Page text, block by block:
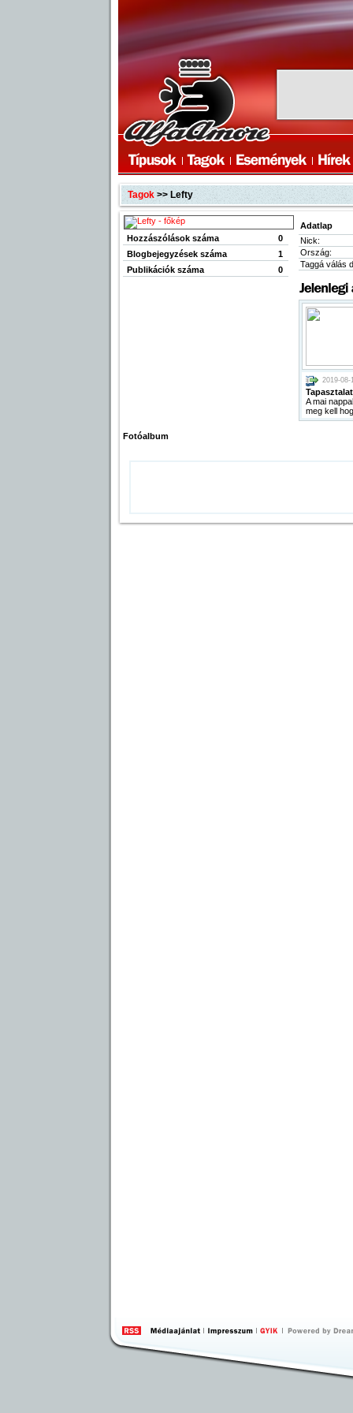
Tagok>> Lefty
Hozzászólások száma
0
Blogbejegyzések száma
1
Publikációk száma
0
Adatlap
Nick:
Ország:
Taggá válás
2019-08-
A mai
meg kell
Fotóalbum